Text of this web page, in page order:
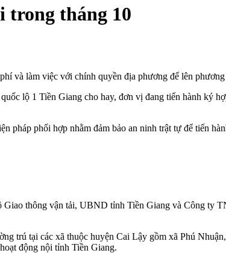
trong tháng 10
và làm việc với chính quyền địa phương để lên
lộ 1 Tiền Giang cho hay, đơn vị đang tiến hành ký
pháp phối hợp nhằm đảm bảo an ninh trật tự để tiến
thông vận tải, UBND tỉnh Tiền Giang và Công ty
trú tại các xã thuộc huyện Cai Lậy gồm xã Phú
động nội tỉnh Tiền Giang.